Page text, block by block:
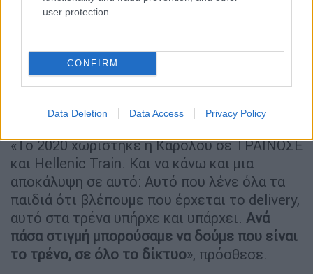
user protection.
CONFIRM
Data Deletion Data Access Privacy Policy
«Το 2020 χωρίστηκε η Καρόλου σε ΤΡΑΙΝΟΣΕ
και Hellenic Train. Και να κάνω και μια
αποκάλυψη σε αυτό: Αυτό που λένε όλα τα
παιδιά ότι βλέπουμε που έρχεται το delivery,
αυτό στα τρένα υπήρχε και υπάρχει. Ανά
πάσα στιγμή μπορούσαμε να δούμε που είναι
το τρένο, σε όλο το δίκτυο», πρόσθεσε.